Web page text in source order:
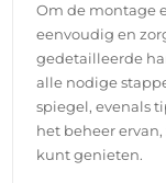
Om de montage
eenvoudig en
gedetailleerde
alle nodige
spiegel, evenals
het beheer
kunt genieten.